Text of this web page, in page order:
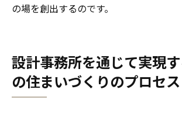
の場を創出するのです。
設計事務所を通じて実現
の住まいづくりのプロセス